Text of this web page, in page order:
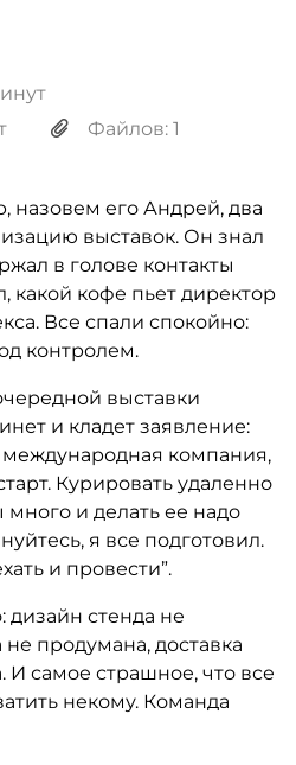
Файлов: 1
его Андрей, два
выставок. Он знал
в голове контакты
какой кофе пьет директор
Все спали спокойно:
контролем.
выставки
и кладет заявление:
международная компания,
Курировать удаленно
много и делать ее надо
я все подготовил.
и провести”.
дизайн стенда не
продумана, доставка
И самое страшное, что все
некому. Команда